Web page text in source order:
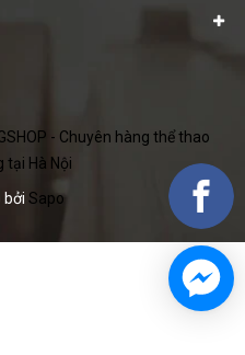
- Chuyên hàng thể thao
tại Hà Nội
bởi Sapo